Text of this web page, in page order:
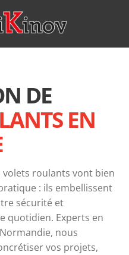
DE
EN
roulants vont bien
: ils embellissent
sécurité et
quotidien. Experts en
nous
vos projets,